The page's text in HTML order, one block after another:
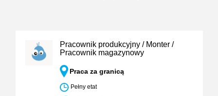
Pracownik produkcyjny / Monter /
Pracownik magazynowy
Praca za granicą
Pełny etat